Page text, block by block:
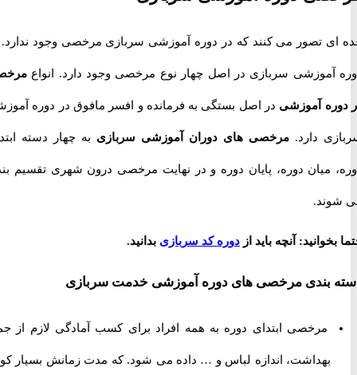
تصور می کنند که در دوره آموزشی سربازی مرخصی وجود ندارد. در
سربازی در اصل چهار نوع مرخصی وجود دارد. انواعمرخصی
آموزشی در اصل بستگی به فرمانده و افسر مافوق در دوره آموزشی
دارد. مرخصی های دوران آموزشی سربازیبه چهار دسته ابتدای
میان دوره، پایان دوره و در نهایت مرخصی درون شهری تقسیم بندی
آنچه باید ازدوره کد سربازیبدانید.
بندی مرخصی های دوره آموزشی خدمت سربازی
مرخصی ابتدای دوره به همه افراد برای کسب آمادگی لازم از جمله
بهداشت، اندازه لباس و … داده می شود. که مدت زمانش بسیار کوتاه